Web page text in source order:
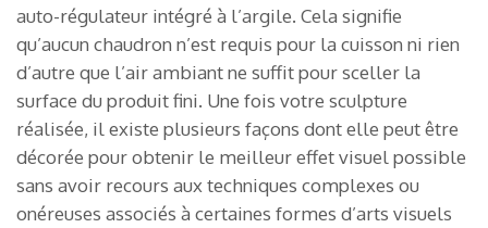
auto-régulateur intégré à l’argile. Cela signifie
qu’aucun chaudron n’est requis pour la cuisson ni rien
d’autre que l’air ambiant ne suffit pour sceller la
surface du produit fini. Une fois votre sculpture
réalisée, il existe plusieurs façons dont elle peut être
décorée pour obtenir le meilleur effet visuel possible
sans avoir recours aux techniques complexes ou
onéreuses associés à certaines formes d’arts visuels